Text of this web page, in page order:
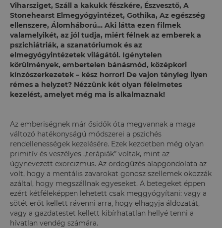
Viharsziget, Száll a kakukk fészkére, Észvesztő, A
Stonehearst Elmegyógyintézet, Gothika, Az egészség
ellenszere, Álomháború… Aki látta ezen filmek
valamelyikét, az jól tudja, miért félnek az emberek a
pszichiátriák, a szanatóriumok és az
elmegyógyintézetek világától. Igénytelen
körülmények, embertelen bánásmód, középkori
kínzószerkezetek – kész horror! De vajon tényleg ilyen
rémes a helyzet? Nézzünk két olyan félelmetes
kezelést, amelyet még ma is alkalmaznak!
Az emberiségnek már ősidők óta megvannak a maga
változó hatékonyságú módszerei a pszichés
rendellenességek kezelésére. Ezek kezdetben még olyan
primitív és veszélyes „terápiák” voltak, mint az
úgynevezett exorcizmus. Az ördögűzés alapgondolata az
volt, hogy a mentális zavarokat gonosz szellemek okozzák
azáltal, hogy megszállnak egyeseket. A betegeket éppen
ezért kétféleképpen lehetett csak meggyógyítani: vagy a
sötét erőt kellett rávenni arra, hogy elhagyja áldozatát,
vagy a gazdatestet kellett kibírhatatlan hellyé tenni a
hívatlan vendég számára.